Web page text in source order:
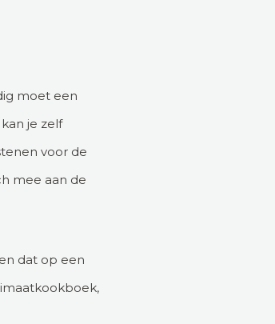
moet een
je zelf
voor de
mee aan de
dat op een